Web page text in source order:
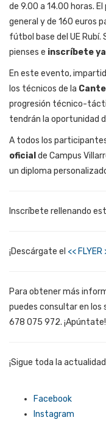
de 9.00 a 14.00 horas.
general y de 160 euros
fútbol base del UE Rubí.
pienses e inscríbete ya
En este evento,
los técnicos de la
progresión técnico-
tendrán la oportunidad
A todos los
oficial de Campus
un diploma
Inscríbete rellenando
¡Descárgate el << FLYER
Para obtener más
puedes consultar en
678 075 972. ¡Apúntate!
¡Sigue toda la actualidad
Facebook
Instagram